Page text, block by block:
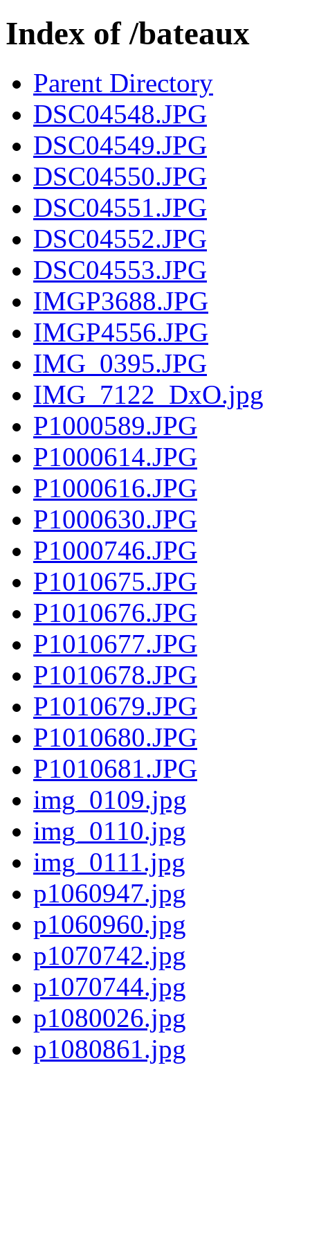
Index of /bateaux
Parent Directory
DSC04548.JPG
DSC04549.JPG
DSC04550.JPG
DSC04551.JPG
DSC04552.JPG
DSC04553.JPG
IMGP3688.JPG
IMGP4556.JPG
IMG_0395.JPG
IMG_7122_DxO.jpg
P1000589.JPG
P1000614.JPG
P1000616.JPG
P1000630.JPG
P1000746.JPG
P1010675.JPG
P1010676.JPG
P1010677.JPG
P1010678.JPG
P1010679.JPG
P1010680.JPG
P1010681.JPG
img_0109.jpg
img_0110.jpg
img_0111.jpg
p1060947.jpg
p1060960.jpg
p1070742.jpg
p1070744.jpg
p1080026.jpg
p1080861.jpg